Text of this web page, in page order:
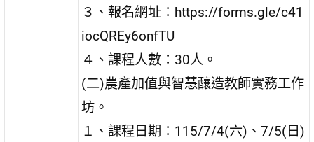
３、報名網址：https://forms.gle/c41
iocQREy6onfTU
４、課程人數：30人。
(二)農產加值與智慧釀造教師實務工作
坊。
１、課程日期：115/7/4(六)、7/5(日)